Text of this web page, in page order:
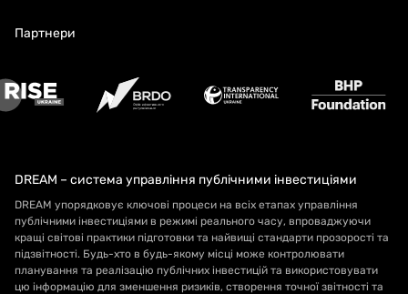
Партнери
DREAM – система управління публічними інвестиціями
DREAM упорядковує ключові процеси на всіх етапах управління
публічними інвестиціями в режимі реального часу, впроваджуючи
кращі світові практики підготовки та найвищі стандарти прозорості та
підзвітності. Будь-хто в будь-якому місці може контролювати
планування та реалізацію публічних інвестицій та використовувати
цю інформацію для зменшення ризиків, створення точної звітності та